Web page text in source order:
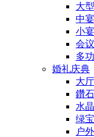
大
中
小
会
多
婚礼庆典
大厅
鑽石
水
绿
户